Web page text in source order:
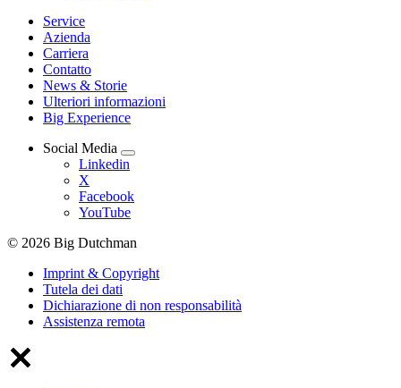
Service
Azienda
Carriera
Contatto
News & Storie
Ulteriori informazioni
Big Experience
Social Media
Linkedin
X
Facebook
YouTube
© 2026 Big Dutchman
Imprint & Copyright
Tutela dei dati
Dichiarazione di non responsabilità
Assistenza remota